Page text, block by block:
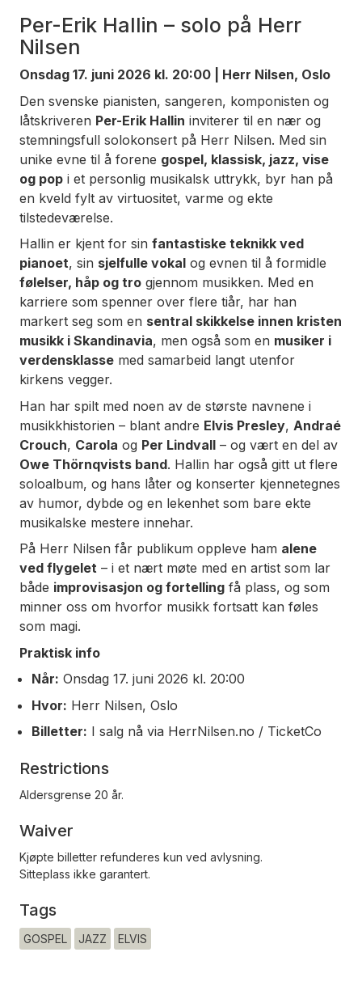
Per-Erik Hallin – solo på Herr
Nilsen
Onsdag 17. juni 2026 kl. 20:00 | Herr Nilsen, Oslo
Den svenske pianisten, sangeren, komponisten og
låtskriveren Per-Erik Hallin inviterer til en nær og
stemningsfull solokonsert på Herr Nilsen. Med sin
unike evne til å forene gospel, klassisk, jazz, vise
og pop i et personlig musikalsk uttrykk, byr han på
en kveld fylt av virtuositet, varme og ekte
tilstedeværelse.
Hallin er kjent for sin fantastiske teknikk ved
pianoet, sin sjelfulle vokal og evnen til å formidle
følelser, håp og tro gjennom musikken. Med en
karriere som spenner over flere tiår, har han
markert seg som en sentral skikkelse innen kristen
musikk i Skandinavia, men også som en musiker i
verdensklasse med samarbeid langt utenfor
kirkens vegger.
Han har spilt med noen av de største navnene i
musikkhistorien – blant andre Elvis Presley, Andraé
Crouch, Carola og Per Lindvall – og vært en del av
Owe Thörnqvists band. Hallin har også gitt ut flere
soloalbum, og hans låter og konserter kjennetegnes
av humor, dybde og en lekenhet som bare ekte
musikalske mestere innehar.
På Herr Nilsen får publikum oppleve ham alene
ved flygelet – i et nært møte med en artist som lar
både improvisasjon og fortelling få plass, og som
minner oss om hvorfor musikk fortsatt kan føles
som magi.
Praktisk info
Når: Onsdag 17. juni 2026 kl. 20:00
Hvor: Herr Nilsen, Oslo
Billetter: I salg nå via HerrNilsen.no / TicketCo
Restrictions
Aldersgrense 20 år.
Waiver
Kjøpte billetter refunderes kun ved avlysning.
Sitteplass ikke garantert.
Tags
GOSPEL JAZZ ELVIS